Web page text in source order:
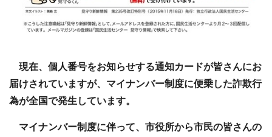
現在、個人番号をお知らせする通知カードが皆さんにお
届けされていますが、マイナンバー制度に便乗した詐欺行
為が全国で発生しています。
マイナンバー制度に伴って、市役所から市民の皆さんの